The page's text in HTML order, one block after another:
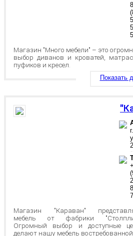
8
Магазин "Много мебели" – это
выбор диванов и кроватей,
пуфиков и кресел.
Показать
Магазин "Караван"
мебель от фабрики
Огромный выбор и доступные
делают нашу мебель